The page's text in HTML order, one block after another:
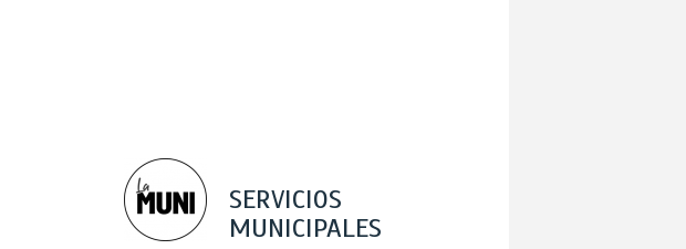
SERVICIOS
MUNICIPALES